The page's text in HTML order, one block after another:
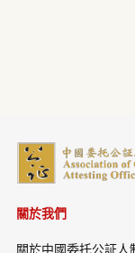
關於我們
關於中國委托公証人